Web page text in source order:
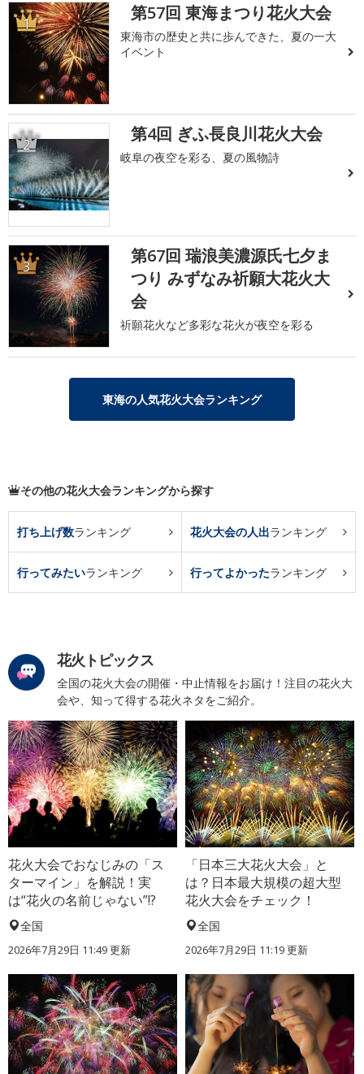
1 第57回 東海まつり花火大会
東海市の歴史と共に歩んできた、夏の一大
イベント
2 第4回 ぎふ長良川花火大会
岐阜の夜空を彩る、夏の風物詩
3
第67回 瑞浪美濃源氏七夕ま
つり みずなみ祈願大花火大
会
祈願花火など多彩な花火が夜空を彩る
東海の人気花火大会ランキング
その他の花火大会ランキングから探す
打ち上げ数ランキング 花火大会の人出ランキング
行ってみたいランキング 行ってよかったランキング
花火トピックス
全国の花火大会の開催・中止情報をお届け！注目の花火大
会や、知って得する花火ネタをご紹介。
花火大会でおなじみの「ス
ターマイン」を解説！実
は“花火の名前じゃない”!?
全国
2026年7月29日 11:49 更新
「日本三大花火大会」と
は？日本最大規模の超大型
花火大会をチェック！
全国
2026年7月29日 11:19 更新